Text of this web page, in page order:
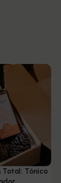
Total: Tónico